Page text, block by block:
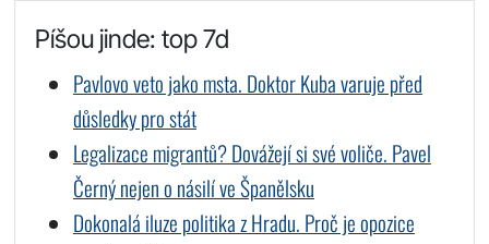
Píšou jinde: top 7d
Pavlovo veto jako msta. Doktor Kuba varuje před
důsledky pro stát
Legalizace migrantů? Dovážejí si své voliče. Pavel
Černý nejen o násilí ve Španělsku
Dokonalá iluze politika z Hradu. Proč je opozice